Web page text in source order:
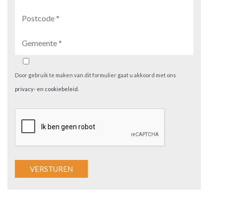
Door gebruik te maken van dit formulier gaat u akkoord met ons
privacy- en cookiebeleid